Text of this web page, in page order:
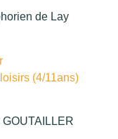
de Lay
(4/11ans)
GOUTAILLER